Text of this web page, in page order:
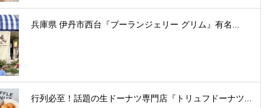
兵庫県 伊丹市西台『ブーランジェリー グリム』有名...
行列必至！話題の生ドーナツ専門店『トリュフドーナツ...